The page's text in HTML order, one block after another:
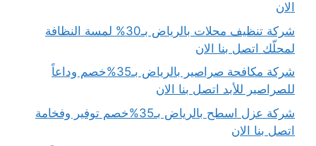
الان
شركة تنظيف محلات بالرياض بـ30% لمسة النظافة
لمحلّك اتصل بنا الان
شركة مكافحة صراصير بالرياض بـ35%خصم وداعاً
للصراصير للأبد اتصل بنا الان
شركة عزل اسطح بالرياض بـ35%خصم توفير وفخامة
اتصل بنا الان